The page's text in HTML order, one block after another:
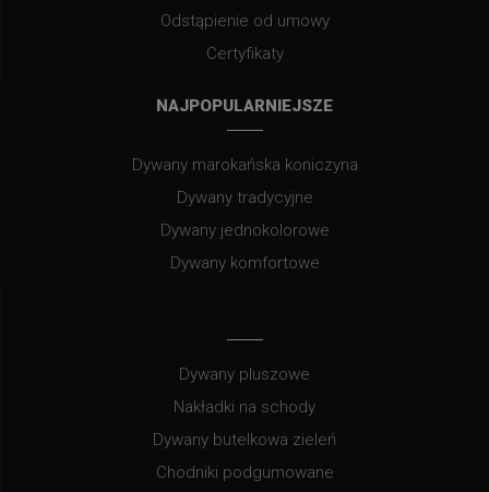
Odstąpienie od umowy
Certyfikaty
NAJPOPULARNIEJSZE
Dywany marokańska koniczyna
Dywany tradycyjne
Dywany jednokolorowe
Dywany komfortowe
Dywany pluszowe
Nakładki na schody
Dywany butelkowa zieleń
Chodniki podgumowane